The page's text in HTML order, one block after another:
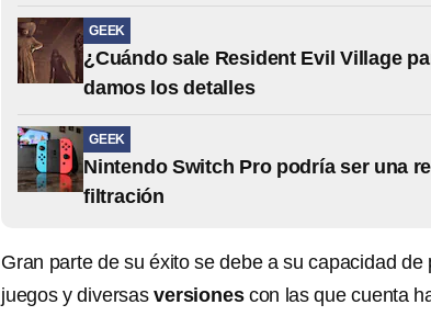
GEEK
¿Cuándo sale Resident Evil Village
damos los detalles
GEEK
Nintendo Switch Pro podría ser una
filtración
Gran parte de su éxito se debe a su capacidad
juegos y diversasversionescon las que cuenta